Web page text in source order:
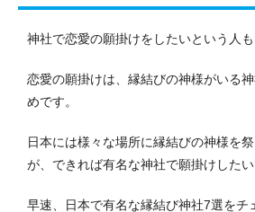
神社で恋愛の願掛けをしたいという人も
恋愛の願掛けは、縁結びの神様がいる
めです。
日本には様々な場所に縁結びの神様を
が、できれば有名な神社で願掛けしたい
早速、日本で有名な縁結び神社7選をチ